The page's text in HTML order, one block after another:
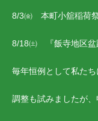
8/3㈮ 本町小舘稲荷祭
8/18㈯ 『飯寺地区盆
毎年恒例として私たち
調整も試みましたが、